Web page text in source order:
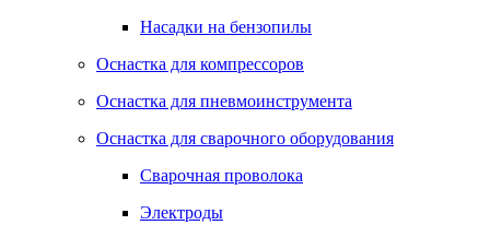
Насадки на бензопилы
Оснастка для компрессоров
Оснастка для пневмоинструмента
Оснастка для сварочного оборудования
Сварочная проволока
Электроды